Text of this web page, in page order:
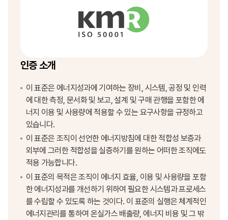
인증 소개
이 표준은 에너지성과에 기여하는 장비, 시스템, 공정 및 인력
에 대한 측정, 문서화 및 보고, 설계 및 구매 관행을 포함한 에
너지 이용 및 사용량에 적용할 수 있는 요구사항을 규정하고
있습니다.
이 표준은 조직이 선언한 에너지방침에 대한 적합성 보증과
외부에 그러한 적합성을 실증하기를 원하는 어떠한 조직에도
적용 가능합니다.
이 표준의 목적은 조직이 에너지 효율, 이용 및 사용량을 포함
한 에너지성과를 개선하기 위하여 필요한 시스템과 프로세스
를 수립할 수 있도록 하는 것이다. 이 표준의 실행은 체계적인
에너지관리를 통하여 온실가스 배출량, 에너지 비용 및 그 밖